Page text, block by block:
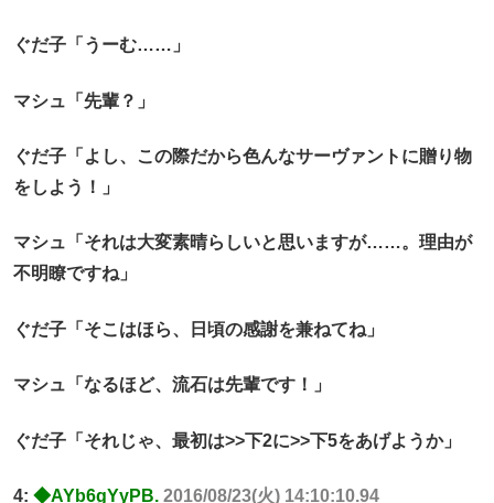
ぐだ子「うーむ……」
マシュ「先輩？」
ぐだ子「よし、この際だから色んなサーヴァントに贈り物
をしよう！」
マシュ「それは大変素晴らしいと思いますが……。理由が
不明瞭ですね」
ぐだ子「そこはほら、日頃の感謝を兼ねてね」
マシュ「なるほど、流石は先輩です！」
ぐだ子「それじゃ、最初は>>下2に>>下5をあげようか」
4: ◆AYb6gYyPB. 2016/08/23(火) 14:10:10.94